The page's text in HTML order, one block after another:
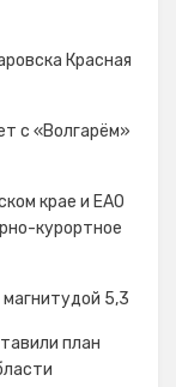
Красная
с «Волгарём»
крае и ЕАО
курортное
5,3
план